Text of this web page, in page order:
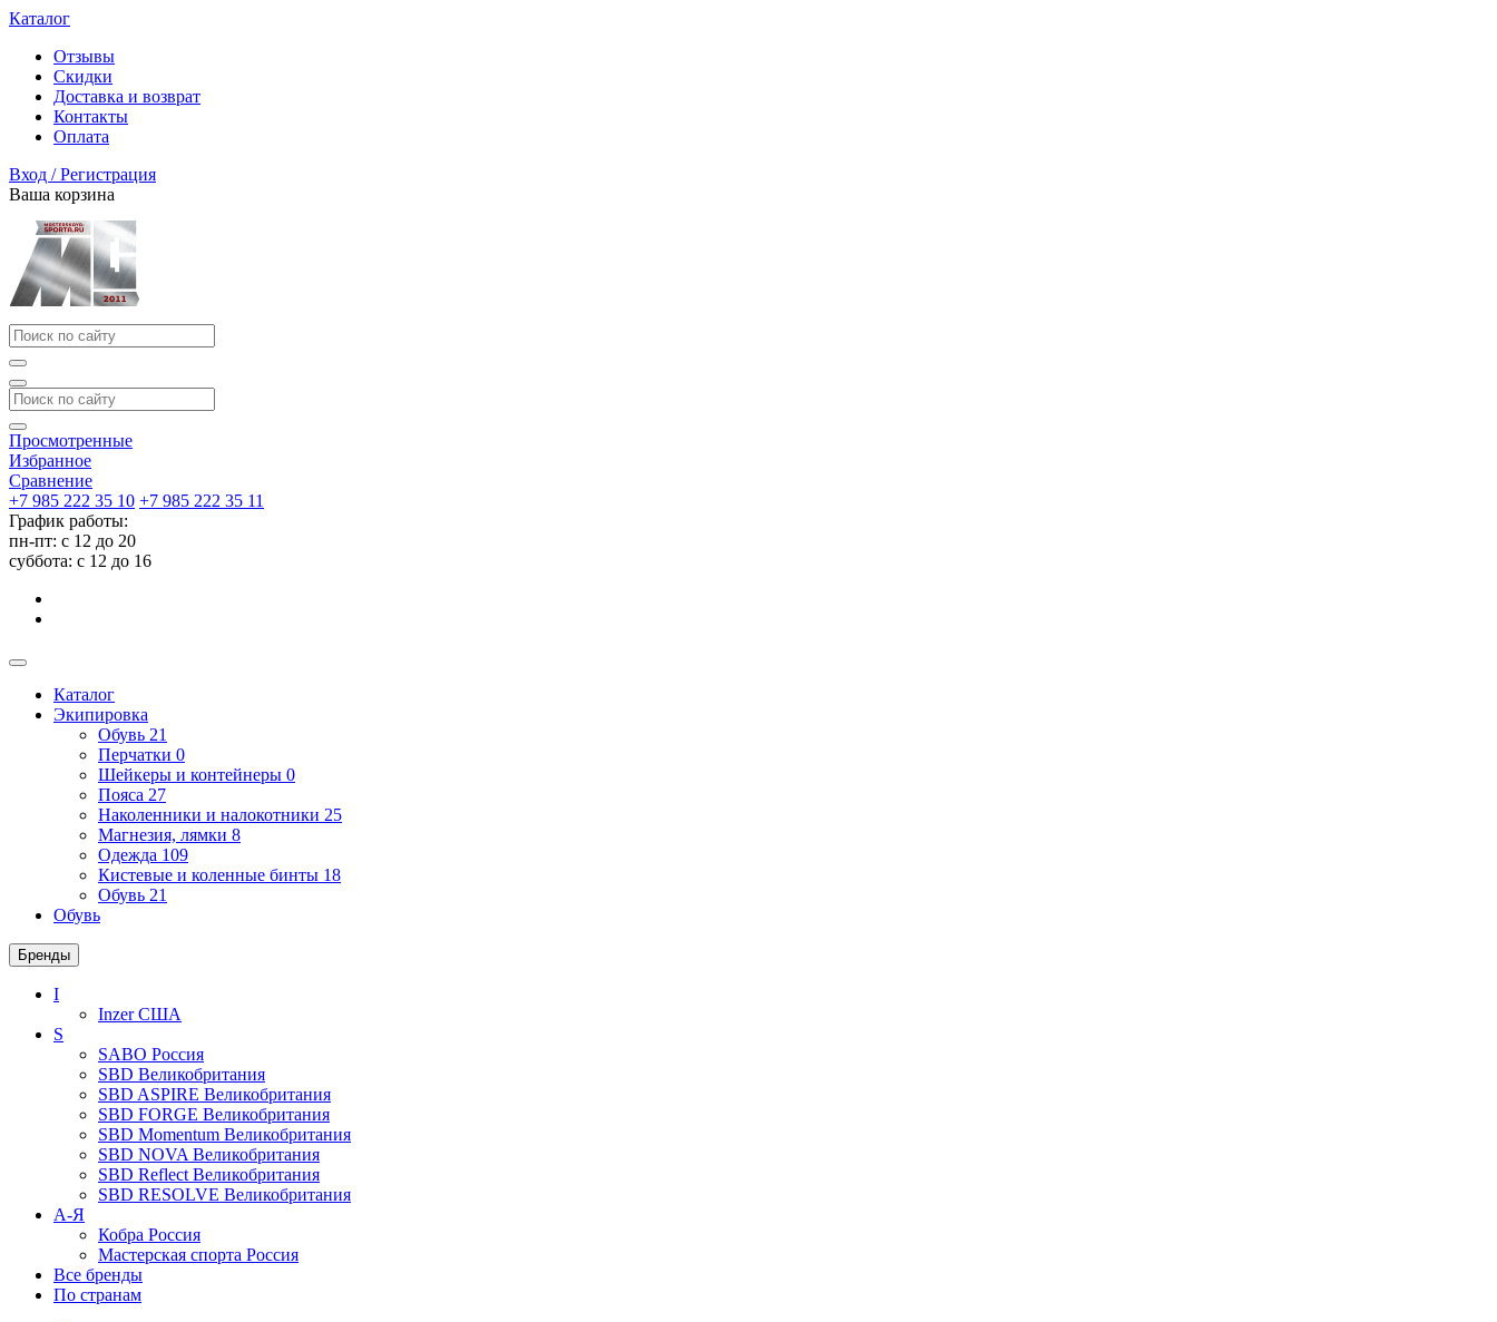
Каталог
Отзывы
Скидки
Доставка и возврат
Контакты
Оплата
Вход / Регистрация
Ваша корзина
Просмотренные
Избранное
Сравнение
+7 985 222 35 10 +7 985 222 35 11
График работы:
пн-пт: с 12 до 20
суббота: c 12 до 16
Каталог
Экипировка
Обувь 21
Перчатки 0
Шейкеры и контейнеры 0
Пояса 27
Наколенники и налокотники 25
Магнезия, лямки 8
Одежда 109
Кистевые и коленные бинты 18
Обувь 21
Обувь
Бренды
I
InzerСША
S
SABO Россия
SBD Великобритания
SBD ASPIRE Великобритания
SBD FORGE Великобритания
SBD Momentum Великобритания
SBD NOVA Великобритания
SBD Reflect Великобритания
SBD RESOLVE Великобритания
А-Я
Кобра Россия
Мастерская спорта Россия
Все бренды
По странам